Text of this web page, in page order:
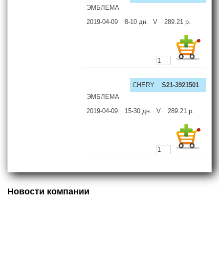
ЭМБЛЕМА
2019-04-09
8-10 дн. V 289.21 р.
CHERY
S21-3921501
ЭМБЛЕМА
2019-04-09
15-30 дн. V 289.21 р.
Новости компании